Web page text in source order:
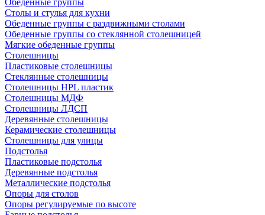
Обеденные группы
Столы и стулья для кухни
Обеденные группы с раздвижными столами
Обеденные группы со стеклянной столешницей
Мягкие обеденные группы
Столешницы
Пластиковые столешницы
Стеклянные столешницы
Столешницы HPL пластик
Столешницы МДФ
Столешницы ЛДСП
Деревянные столешницы
Керамические столешницы
Столешницы для улицы
Подстолья
Пластиковые подстолья
Деревянные подстолья
Металлические подстолья
Опоры для столов
Опоры регулируемые по высоте